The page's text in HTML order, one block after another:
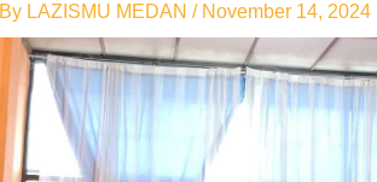
LAZISMU MEDAN / November 14, 2024